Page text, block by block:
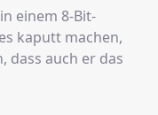
einem 8-Bit-
kaputt machen,
dass auch er das